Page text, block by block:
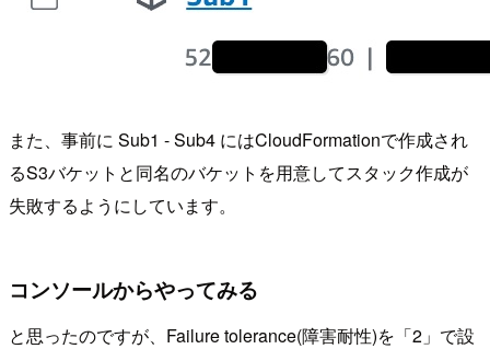
また、事前に Sub1 - Sub4 にはCloudFormationで作成され
るS3バケットと同名のバケットを用意してスタック作成が
失敗するようにしています。
コンソールからやってみる
と思ったのですが、Failure tolerance(障害耐性)を「2」で設